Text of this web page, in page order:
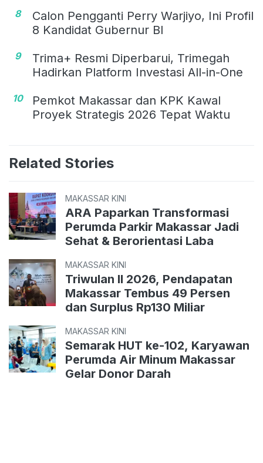
8
Calon Pengganti Perry Warjiyo, Ini Profil
8 Kandidat Gubernur BI
9
Trima+ Resmi Diperbarui, Trimegah
Hadirkan Platform Investasi All-in-One
10
Pemkot Makassar dan KPK Kawal
Proyek Strategis 2026 Tepat Waktu
Related Stories
MAKASSAR KINI
ARA Paparkan Transformasi
Perumda Parkir Makassar Jadi
Sehat & Berorientasi Laba
MAKASSAR KINI
Triwulan II 2026, Pendapatan
Makassar Tembus 49 Persen
dan Surplus Rp130 Miliar
MAKASSAR KINI
Semarak HUT ke-102, Karyawan
Perumda Air Minum Makassar
Gelar Donor Darah